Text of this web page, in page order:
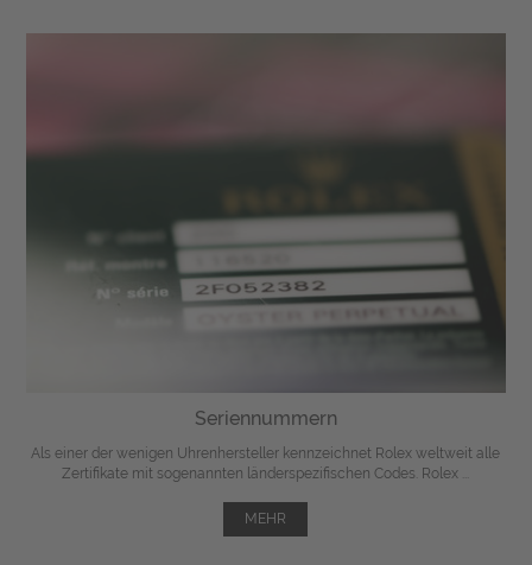
Seriennummern
Als einer der wenigen Uhrenhersteller kennzeichnet Rolex weltweit alle
Zertifikate mit sogenannten länderspezifischen Codes. Rolex ...
MEHR